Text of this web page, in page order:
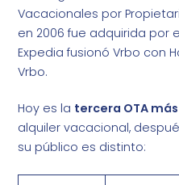
Vacacionales por
en 2006 fue adquirida por
Expedia fusionó Vrbo con
Vrbo.
Hoy es la tercera OTA
alquiler vacacional,
su público es distinto: